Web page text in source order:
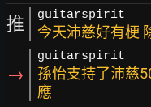
推 guitarspirit
今天沛慈好有梗
→
guitarspirit
孫怡支持了沛慈
應